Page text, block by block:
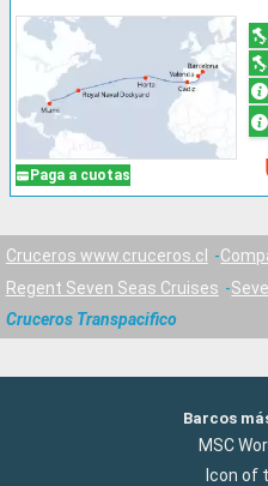
Paga a cuotas
Cruceros www.cruceros.cl
Regent Seven Seas Cruises
Cruceros Transpacifico
Barcos
MSC
Icon of